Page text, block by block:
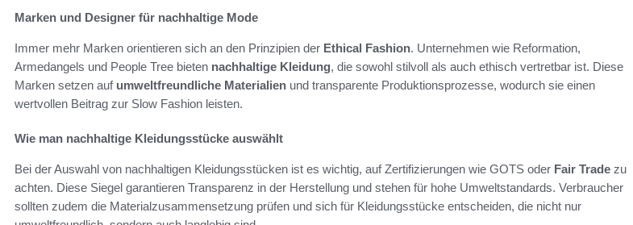
Marken und Designer für nachhaltige Mode
Immer mehr Marken orientieren sich an den Prinzipien der Ethical Fashion. Unternehmen wie Reformation,
Armedangels und People Tree bieten nachhaltige Kleidung, die sowohl stilvoll als auch ethisch vertretbar ist. Diese
Marken setzen auf umweltfreundliche Materialien und transparente Produktionsprozesse, wodurch sie einen
wertvollen Beitrag zur Slow Fashion leisten.
Wie man nachhaltige Kleidungsstücke auswählt
Bei der Auswahl von nachhaltigen Kleidungsstücken ist es wichtig, auf Zertifizierungen wie GOTS oder Fair Trade zu
achten. Diese Siegel garantieren Transparenz in der Herstellung und stehen für hohe Umweltstandards. Verbraucher
sollten zudem die Materialzusammensetzung prüfen und sich für Kleidungsstücke entscheiden, die nicht nur